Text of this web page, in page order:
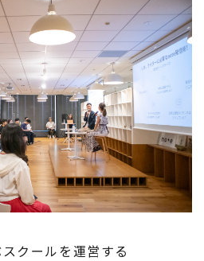
クールを運営する